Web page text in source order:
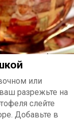
или
разрежьте на
слейте
Добавьте в